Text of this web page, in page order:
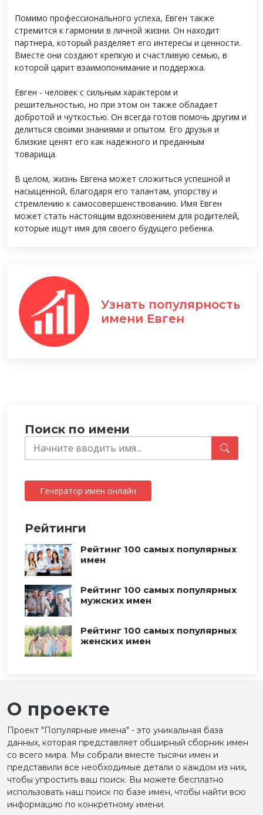
Помимо профессионального успеха, Евген также
стремится к гармонии в личной жизни. Он находит
партнера, который разделяет его интересы и ценности.
Вместе они создают крепкую и счастливую семью, в
которой царит взаимопонимание и поддержка.
Евген - человек с сильным характером и
решительностью, но при этом он также обладает
добротой и чуткостью. Он всегда готов помочь другим и
делиться своими знаниями и опытом. Его друзья и
близкие ценят его как надежного и преданным
товарища.
В целом, жизнь Евгена может сложиться успешной и
насыщенной, благодаря его талантам, упорству и
стремлению к самосовершенствованию. Имя Евген
может стать настоящим вдохновением для родителей,
которые ищут имя для своего будущего ребенка.
Узнать популярность
имени Евген
Поиск по имени
Генератор имен онлайн
Рейтинги
Рейтинг 100 самых популярных
имен
Рейтинг 100 самых популярных
мужских имен
Рейтинг 100 самых популярных
женских имен
О проекте
Проект "Популярные имена" - это уникальная база
данных, которая представляет обширный сборник имен
со всего мира. Мы собрали вместе тысячи имен и
представили все необходимые детали о каждом из них,
чтобы упростить ваш поиск. Вы можете бесплатно
использовать наш поиск по базе имен, чтобы найти всю
информацию по конкретному имени.